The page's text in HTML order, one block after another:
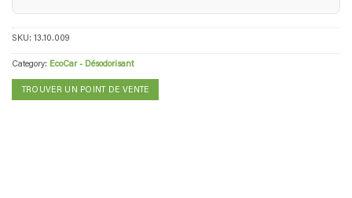
SKU: 13.10.009
Category: EcoCar - Désodorisant
TROUVER UN POINT DE VENTE